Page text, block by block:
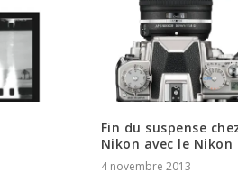
Fin du suspense
Nikon avec le Nikon
4 novembre 2013